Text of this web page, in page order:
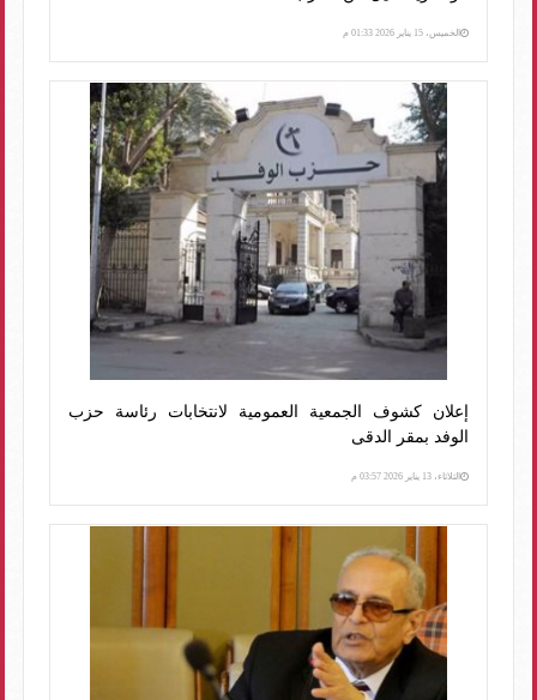
الخميس، 15 يناير 2026 01:33 م
إعلان كشوف الجمعية العمومية لانتخابات رئاسة حزب
الوفد بمقر الدقى
الثلاثاء، 13 يناير 2026 03:57 م